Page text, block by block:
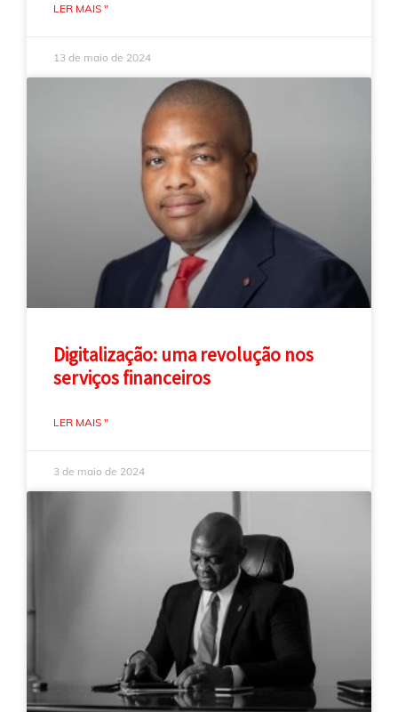
LER MAIS "
13 de maio de 2024
Digitalização: uma revolução nos
serviços financeiros
LER MAIS "
3 de maio de 2024